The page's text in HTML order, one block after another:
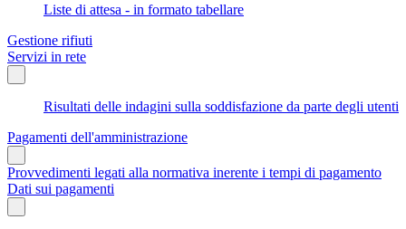
Liste di attesa - in formato tabellare
Gestione rifiuti
Servizi in rete
Risultati delle indagini sulla soddisfazione da parte degli utenti
Pagamenti dell'amministrazione
Provvedimenti legati alla normativa inerente i tempi di pagamento
Dati sui pagamenti